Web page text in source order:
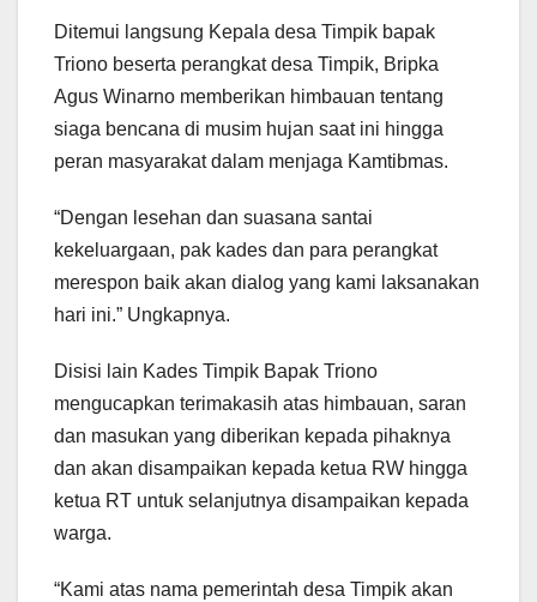
Ditemui langsung Kepala desa Timpik bapak
Triono beserta perangkat desa Timpik, Bripka
Agus Winarno memberikan himbauan tentang
siaga bencana di musim hujan saat ini hingga
peran masyarakat dalam menjaga Kamtibmas.
“Dengan lesehan dan suasana santai
kekeluargaan, pak kades dan para perangkat
merespon baik akan dialog yang kami laksanakan
hari ini.” Ungkapnya.
Disisi lain Kades Timpik Bapak Triono
mengucapkan terimakasih atas himbauan, saran
dan masukan yang diberikan kepada pihaknya
dan akan disampaikan kepada ketua RW hingga
ketua RT untuk selanjutnya disampaikan kepada
warga.
“Kami atas nama pemerintah desa Timpik akan